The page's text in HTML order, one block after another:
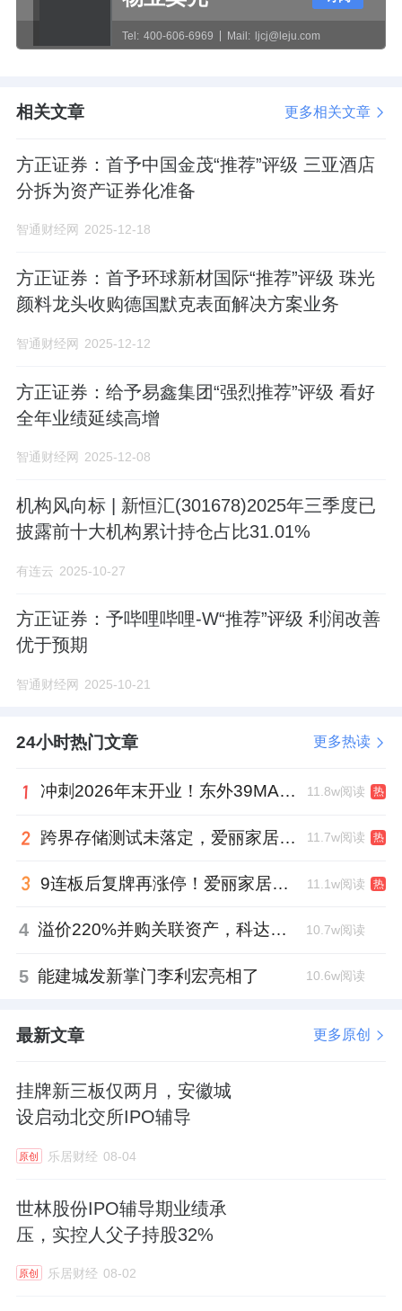
Tel: 400-606-6969 Mail: ljcj@leju.com
相关文章 更多相关文章
方正证券：首予中国金茂“推荐”评级 三亚酒店
分拆为资产证券化准备
智通财经网 2025-12-18
方正证券：首予环球新材国际“推荐”评级 珠光
颜料龙头收购德国默克表面解决方案业务
智通财经网 2025-12-12
方正证券：给予易鑫集团“强烈推荐”评级 看好
全年业绩延续高增
智通财经网 2025-12-08
机构风向标 | 新恒汇(301678)2025年三季度已
披露前十大机构累计持仓占比31.01%
有连云 2025-10-27
方正证券：予哔哩哔哩-W“推荐”评级 利润改善
优于预期
智通财经网 2025-10-21
24小时热门文章 更多热读
冲刺2026年末开业！东外39MALL全球招商启幕，重构东直门商圈格局 11.8w阅读 热
跨界存储测试未落定，爱丽家居复牌前自揭多重风险 11.7w阅读 热
9连板后复牌再涨停！爱丽家居市盈率318倍，跨界收购案尚未落地 11.1w阅读 热
4 溢价220%并购关联资产，科达制造近75亿元重组被否 10.7w阅读
5 能建城发新掌门李利宏亮相了 10.6w阅读
最新文章 更多原创
挂牌新三板仅两月，安徽城
设启动北交所IPO辅导
原创 乐居财经 08-04
世林股份IPO辅导期业绩承
压，实控人父子持股32%
原创 乐居财经 08-02